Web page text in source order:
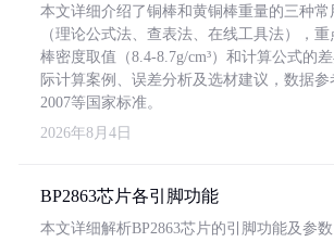
本文详细介绍了铜棒和黄铜棒重量的三种常
（理论公式法、查表法、在线工具法），
棒密度取值（8.4-8.7g/cm³）和计算公式的
际计算案例、误差分析及选材建议，数据参
2007等国家标准。
2026年8月4日
BP2863芯片各引脚功能
本文详细解析BP2863芯片的引脚功能及参